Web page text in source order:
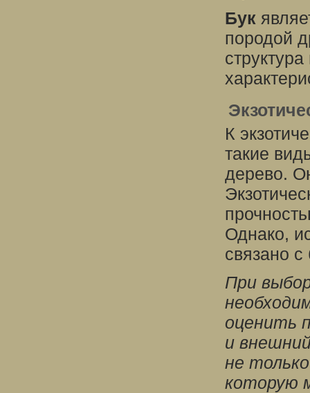
Бук
породой
К
такие
дерево.
Однако,
связано
При
оценить
и
не
которую